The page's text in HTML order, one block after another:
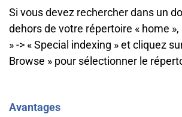
Si vous devez rechercher dans un
dehors de votre répertoire « home »,
» -> « Special indexing » et cliquez
Browse » pour sélectionner le
Avantages